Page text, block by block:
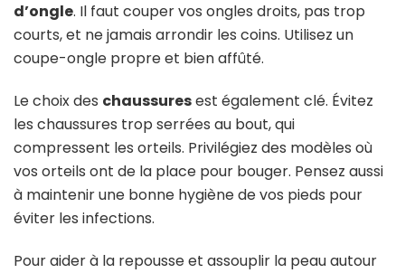
d’ongle. Il faut couper vos ongles droits, pas trop
courts, et ne jamais arrondir les coins. Utilisez un
coupe-ongle propre et bien affûté.
Le choix des chaussuresest également clé. Évitez
les chaussures trop serrées au bout, qui
compressent les orteils. Privilégiez des modèles où
vos orteils ont de la place pour bouger. Pensez aussi
à maintenir une bonne hygiène de vos pieds pour
éviter les infections.
Pour aider à la repousse et assouplir la peau autour